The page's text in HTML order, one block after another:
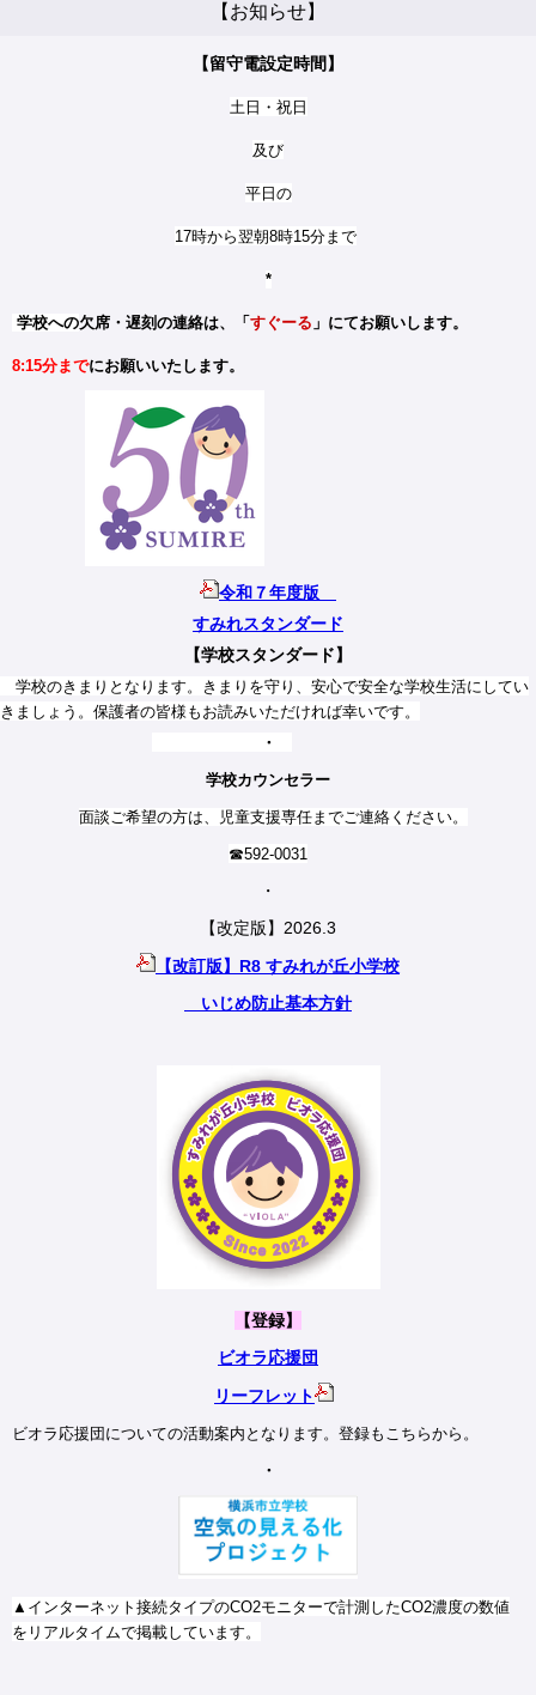
【お知らせ】
【留守電設定時間】
土日・祝日
及び
平日の
17時から翌朝8時15分まで
*
学校への欠席・遅刻の連絡は、「 すぐーる 」にてお願いします。
8:15分までにお願いいたします。
令和７年度版
すみれスタンダード
【学校スタンダード】
学校のきまりとなります。きまりを守り、安心で安全な学校生活にしてい
きましょう。保護者の皆様もお読みいただければ幸いです。
・
学校カウンセラー
面談ご希望の方は、児童支援専任までご連絡ください。
☎592-0031
・
【改定版】2026.3
【改訂版】R8 すみれが丘小学校
いじめ防止基本方針
【登録】
ビオラ応援団
リーフレット
ビオラ応援団についての活動案内となります。登録もこちらから。
・
▲インターネット接続タイプのCO2モニターで計測したCO2濃度の数値
をリアルタイムで掲載しています。